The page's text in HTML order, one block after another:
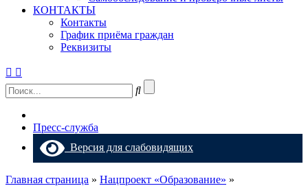
КОНТАКТЫ
Контакты
График приёма граждан
Реквизиты
Пресс-служба
Версия для слабовидящих
Главная страница » Нацпроект «Образование» »